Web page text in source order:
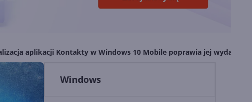
aplikacji Kontakty w Windows 10 Mobile poprawia jej wydajność
Windows